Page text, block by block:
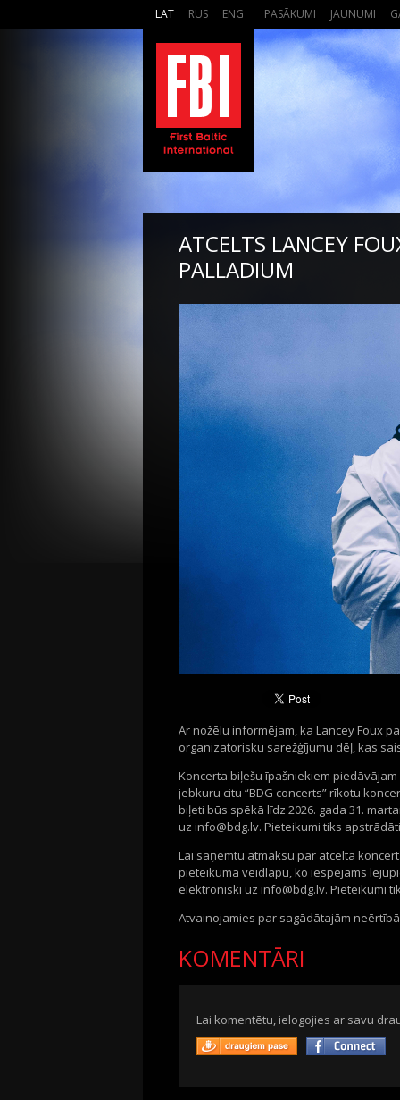
LAT RUS ENG PASĀKUMI JAUNUMI
ATCELTS LANCEY
PALLADIUM
Ar nožēlu informējam, ka LanceyFoux
organizatorisku sarežģījumu dēļ, kas
Koncerta biļešu īpašniekiem
jebkuru citu “BDG concerts” rīkotu
biļeti būs spēkā līdz 2026. gada 31. marta
uz info@bdg.lv. Pieteikumi tiks
Lai saņemtu atmaksu par atceltā
pieteikuma veidlapu, ko iespējams
elektroniski uz info@bdg.lv. Pieteikumi
Atvainojamies par sagādātajām
KOMENTĀRI
Lai komentētu, ielogojies ar savu